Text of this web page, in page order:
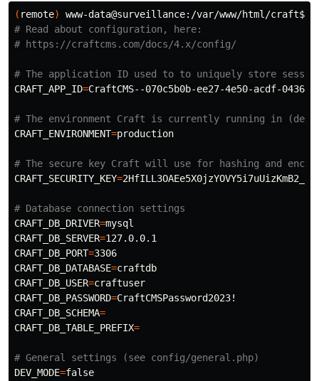
( remote) www-data@surveillance:/var/www/html/craft$
# Read about configuration, here:
# https://craftcms.com/docs/4.x/config/
# The application ID used to to uniquely store
CRAFT_APP_ID=CraftCMS--070c5b0b-ee27-4e50-acdf-
# The environment Craft is currently running in
CRAFT_ENVIRONMENT=production
# The secure key Craft will use for hashing and
CRAFT_SECURITY_KEY=2HfILL3OAEe5X0jzYOVY5i7uUizKmB2_
# Database connection settings
CRAFT_DB_DRIVER=
CRAFT_DB_SERVER=
CRAFT_DB_PORT=
CRAFT_DB_DATABASE=
CRAFT_DB_USER=
CRAFT_DB_PASSWORD=
CRAFT_DB_SCHEMA=
CRAFT_DB_TABLE_PREFIX=
# General settings (see config/general.php)
DEV_MODE=